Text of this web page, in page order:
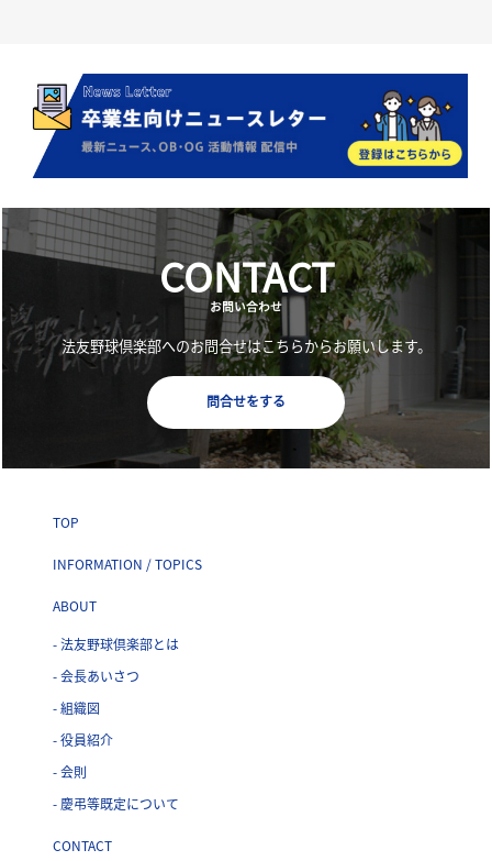
CONTACT
お問い合わせ
法友野球倶楽部へのお問合せはこちらからお願いします。
問合せをする
TOP
INFORMATION / TOPICS
ABOUT
- 法友野球倶楽部とは
- 会長あいさつ
- 組織図
- 役員紹介
- 会則
- 慶弔等既定について
CONTACT